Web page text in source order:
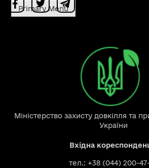
Primary Menu
Міністерство захисту довкілля та
України
Вхідна
тел.: +38 (044) 200-